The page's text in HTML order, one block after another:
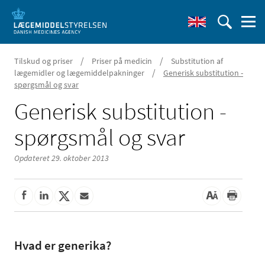
Tilskud og priser / Priser på medicin /
Substitution af
lægemidler og lægemiddelpakninger
/
Generisk substitution -
spørgsmål og svar
Generisk substitution -
spørgsmål og svar
Opdateret 29. oktober 2013
Hvad er generika?